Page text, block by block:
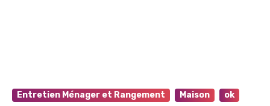
Entretien Ménager et Rangement Maison ok